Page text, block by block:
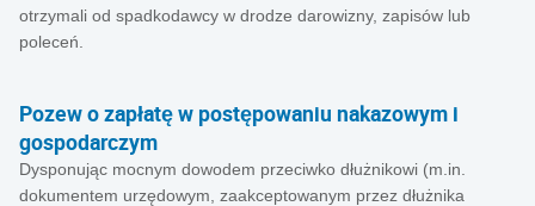
otrzymali od spadkodawcy w drodze darowizny, zapisów lub
poleceń.
Pozew o zapłatę w postępowaniu nakazowym i
gospodarczym
Dysponując mocnym dowodem przeciwko dłużnikowi (m.in.
dokumentem urzędowym, zaakceptowanym przez dłużnika